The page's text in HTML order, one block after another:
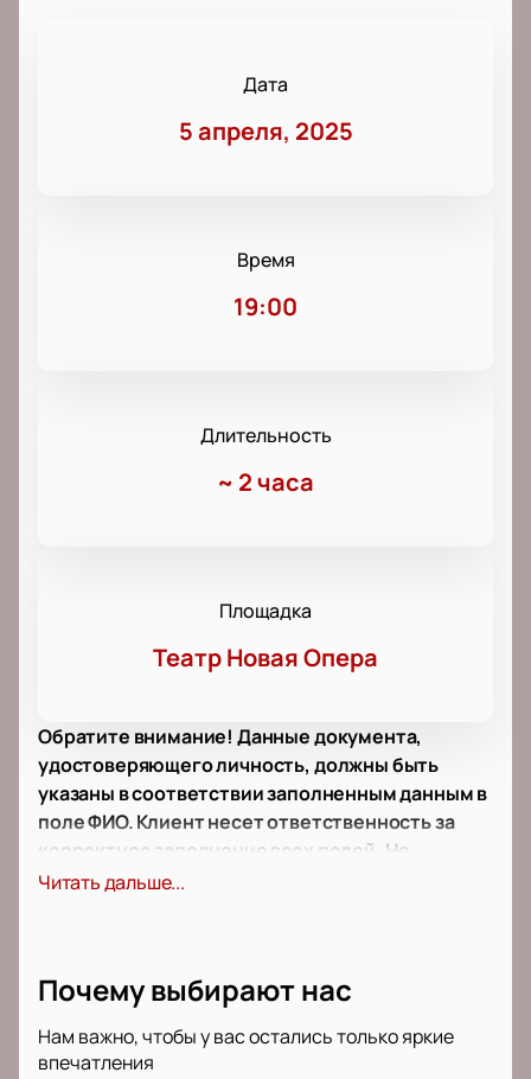
Дата
5 апреля, 2025
Время
19:00
Длительность
~ 2 часа
Площадка
Театр Новая Опера
Обратите внимание! Данные документа,
удостоверяющего личность, должны быть
указаны в соответствии заполненным данным в
поле ФИО. Клиент несет ответственность за
корректное заполнение всех полей. Не
забудьте взять документ с собой!
годовщину смерти писателя Алессандро Мадзони и
композитора. В нем нарушается канон заупокойной
Читать дальше...
Почему выбирают нас
Нам важно, чтобы у вас остались только яркие
впечатления